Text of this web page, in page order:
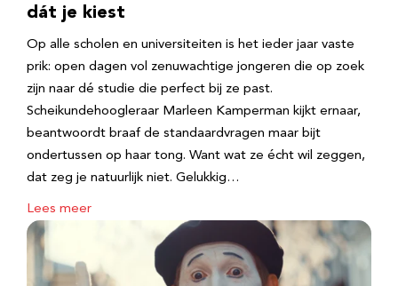
dát je kiest
Op alle scholen en universiteiten is het ieder jaar vaste
prik: open dagen vol zenuwachtige jongeren die op zoek
zijn naar dé studie die perfect bij ze past.
Scheikundehoogleraar Marleen Kamperman kijkt ernaar,
beantwoordt braaf de standaardvragen maar bijt
ondertussen op haar tong. Want wat ze écht wil zeggen,
dat zeg je natuurlijk niet. Gelukkig…
Lees meer